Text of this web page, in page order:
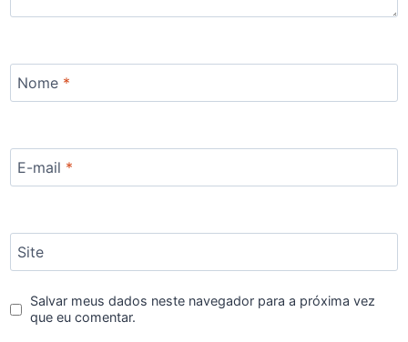
Nome *
E-mail *
Site
Salvar meus dados neste navegador para a próxima vez
que eu comentar.